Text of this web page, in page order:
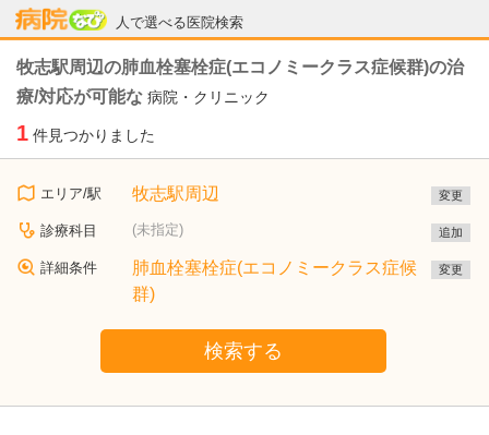
人で選べる医院検索
病院なび
牧志駅周辺の肺血栓塞栓症(エコノミークラス症候群)の治
療/対応が可能な 病院・クリニック
1 件見つかりました
エリア/駅 牧志駅周辺 変更
診療科目 (未指定) 追加
詳細条件
肺血栓塞栓症(エコノミークラス症候
群)
変更
検索する